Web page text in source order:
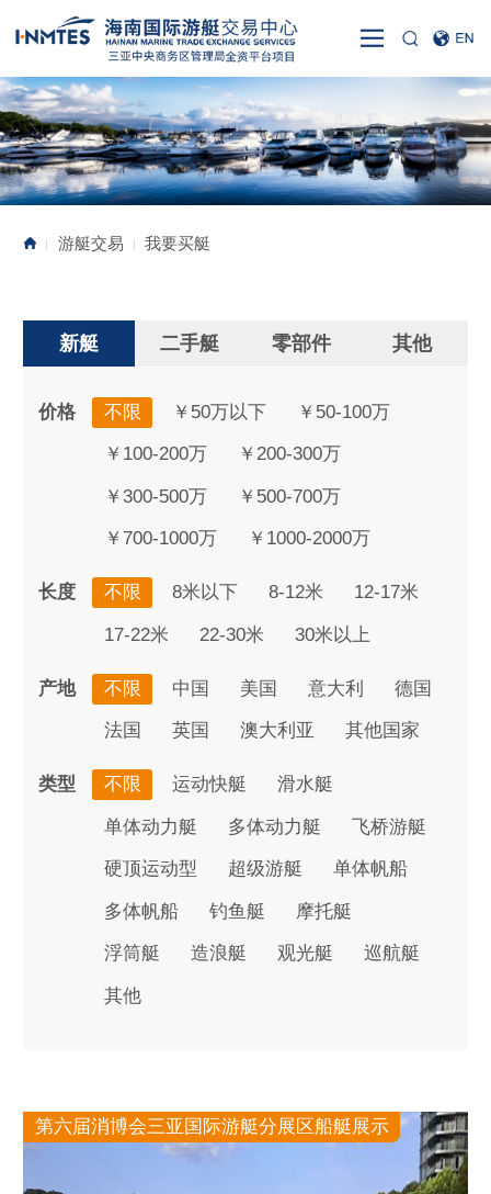
| 游艇交易 | 我要买艇
新艇 二手艇 零部件 其他
价格 不限 ￥50万以下 ￥50-100万
￥100-200万 ￥200-300万
￥300-500万 ￥500-700万
￥700-1000万 ￥1000-2000万
长度 不限 8米以下 8-12米 12-17米
17-22米 22-30米 30米以上
产地 不限 中国 美国 意大利 德国
法国 英国 澳大利亚 其他国家
类型 不限 运动快艇 滑水艇
单体动力艇 多体动力艇 飞桥游艇
硬顶运动型 超级游艇 单体帆船
多体帆船 钓鱼艇 摩托艇
浮筒艇 造浪艇 观光艇 巡航艇
其他
第六届消博会三亚国际游艇分展区船艇展示